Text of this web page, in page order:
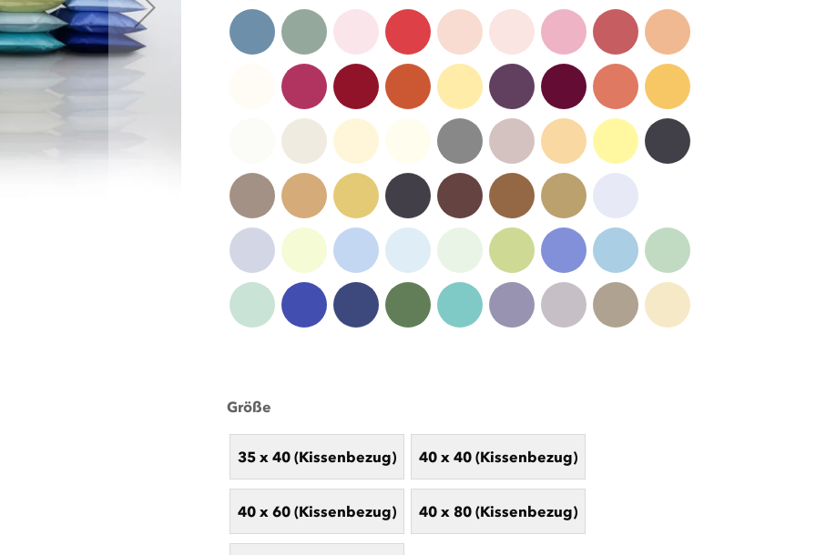
Größe
35 x 40 (Kissenbezug) 40 x 40 (Kissenbezug)
40 x 60 (Kissenbezug) 40 x 80 (Kissenbezug)